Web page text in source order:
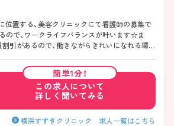
位置する、美容クリニックにて看護師の募集で
ので、ワークライフバランスが叶います☆ま
割引があるので、働きながらきれいになれる環境
イントなど、さらに詳細をお話しいたしますので
》
■ メリハリ重視で働きやすい！
無理のない働き方を大切にしていま
としっかり休める環境 ・残業は月3時間程度と少
ト休で生活リズム安定 → プライベートと両立
簡単1分！
この求人について
詳しく聞いてみる
横浜すずきクリニック 求人一覧はこちら